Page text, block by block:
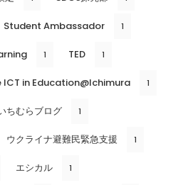
Student Ambassador 1
1 TED 1
ICT in Education@Ichimura 1
ちむらブログ 1
ウクライナ避難民緊急支援 1
エシカル 1